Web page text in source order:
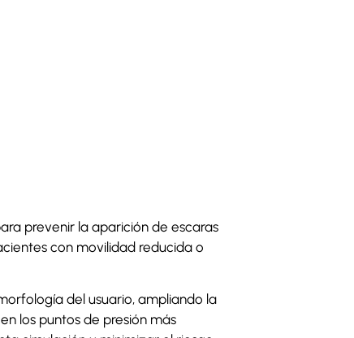
prevenir la aparición de escaras
con movilidad reducida o
del usuario, ampliando la
los puntos de presión más